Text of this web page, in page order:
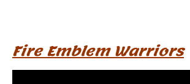
Fire Emblem Warriors